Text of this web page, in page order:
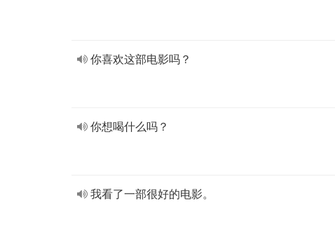
你喜欢这部电影吗？
你想喝什么吗？
我看了一部很好的电影。